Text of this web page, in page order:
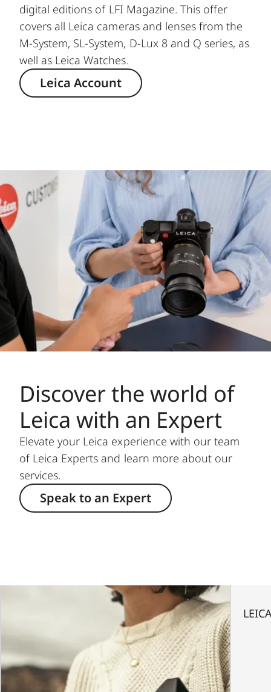
digital editions of LFI Magazine. This offer
covers all Leica cameras and lenses from the
M-System, SL-System, D-Lux 8 and Q series, as
well as Leica Watches.
Leica Account
Discover the world of
Leica with an Expert
Elevate your Leica experience with our team
of Leica Experts and learn more about our
services.
Speak to an Expert